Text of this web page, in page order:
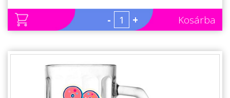
- + Kosárba